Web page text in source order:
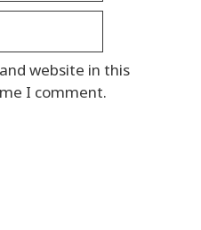
website in this
I comment.